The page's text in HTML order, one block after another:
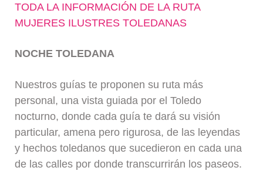
TODA LA INFORMACIÓN DE LA RUTA
MUJERES ILUSTRES TOLEDANAS
NOCHE TOLEDANA
Nuestros guías te proponen su ruta más
personal, una vista guiada por el Toledo
nocturno, donde cada guía te dará su visión
particular, amena pero rigurosa, de las leyendas
y hechos toledanos que sucedieron en cada una
de las calles por donde transcurrirán los paseos.